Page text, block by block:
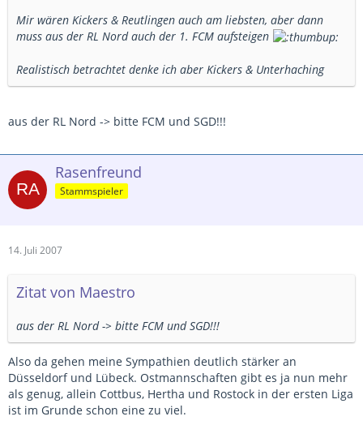
Mir wären Kickers & Reutlingen auch am liebsten, aber dann
muss aus der RL Nord auch der 1. FCM aufsteigen
Realistisch betrachtet denke ich aber Kickers & Unterhaching
aus der RL Nord -> bitte FCM und SGD!!!
Rasenfreund
Stammspieler
14. Juli 2007
Zitat von Maestro
aus der RL Nord -> bitte FCM und SGD!!!
Also da gehen meine Sympathien deutlich stärker an
Düsseldorf und Lübeck. Ostmannschaften gibt es ja nun mehr
als genug, allein Cottbus, Hertha und Rostock in der ersten Liga
ist im Grunde schon eine zu viel.